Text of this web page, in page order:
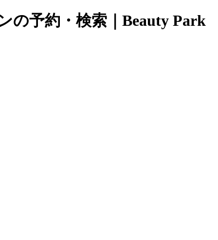
の予約・検索｜Beauty Park